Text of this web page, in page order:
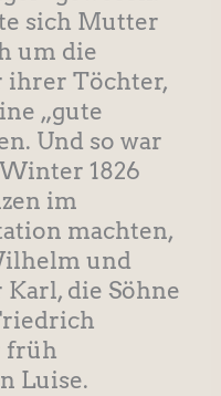
sich Mutter
um die
ihrer Töchter,
„gute
Und so war
1826
im
machten,
und
die Söhne
früh
Luise.